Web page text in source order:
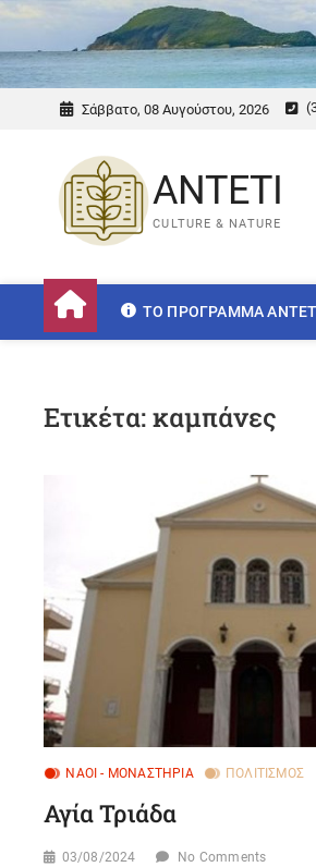
Σάββατο, 08 Αυγούστου, 2026
ANTETI
CULTURE & NATURE
ΤΟ ΠΡΌΓΡΑΜΜΑ
Ετικέτα:καμπάνες
ΝΑΟΊ - ΜΟΝΑΣΤΉΡΙΑ ΠΟΛΙΤΙΣΜΌΣ
Αγία Τριάδα
03/08/2024 No Comments